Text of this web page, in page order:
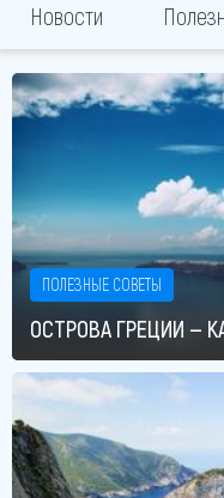
Новости
ПОЛЕЗНЫЕ СОВЕТЫ
ОСТРОВА ГРЕЦИИ —